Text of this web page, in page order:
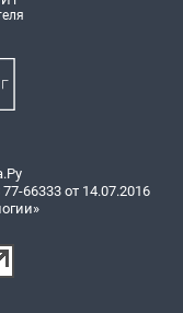
66333 от 14.07.2016